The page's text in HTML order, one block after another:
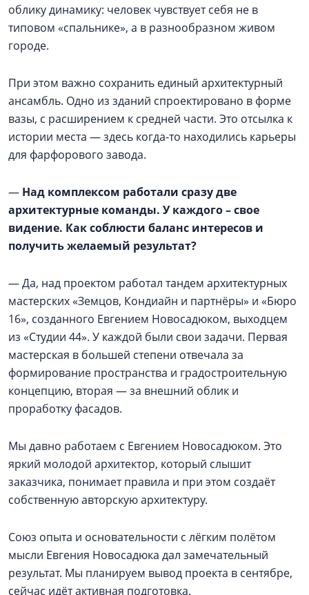
облику динамику: человек чувствует себя не в
типовом «спальнике», а в разнообразном живом
городе.
При этом важно сохранить единый архитектурный
ансамбль. Одно из зданий спроектировано в форме
вазы, с расширением к средней части. Это отсылка к
истории места — здесь когда-то находились карьеры
для фарфорового завода.
— Над комплексом работали сразу две
архитектурные команды. У каждого – свое
видение. Как соблюсти баланс интересов и
получить желаемый результат?
— Да, над проектом работал тандем архитектурных
мастерских «Земцов, Кондиайн и партнёры» и «Бюро
16», созданного Евгением Новосадюком, выходцем
из «Студии 44». У каждой были свои задачи. Первая
мастерская в большей степени отвечала за
формирование пространства и градостроительную
концепцию, вторая — за внешний облик и
проработку фасадов.
Мы давно работаем с Евгением Новосадюком. Это
яркий молодой архитектор, который слышит
заказчика, понимает правила и при этом создаёт
собственную авторскую архитектуру.
Союз опыта и основательности с лёгким полётом
мысли Евгения Новосадюка дал замечательный
результат. Мы планируем вывод проекта в сентябре,
сейчас идёт активная подготовка.